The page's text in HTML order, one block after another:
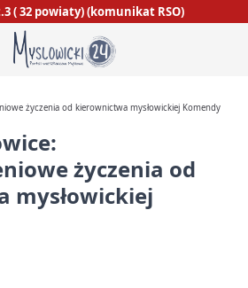
( 32 powiaty) (komunikat RSO)
życzenia od kierownictwa mysłowickiej Komendy
życzenia od
mysłowickiej